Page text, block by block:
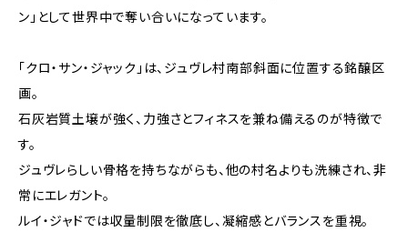
ン」として世界中で奪い合いになっています。
「クロ・サン・ジャック」は、ジュヴレ村南部斜面に位置する銘醸区
画。
石灰岩質土壌が強く、力強さとフィネスを兼ね備えるのが特徴で
す。
ジュヴレらしい骨格を持ちながらも、他の村名よりも洗練され、非
常にエレガント。
ルイ・ジャドでは収量制限を徹底し、凝縮感とバランスを重視。